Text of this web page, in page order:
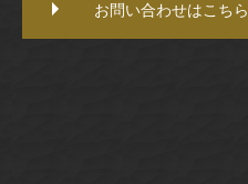
お問い合わせはこちら